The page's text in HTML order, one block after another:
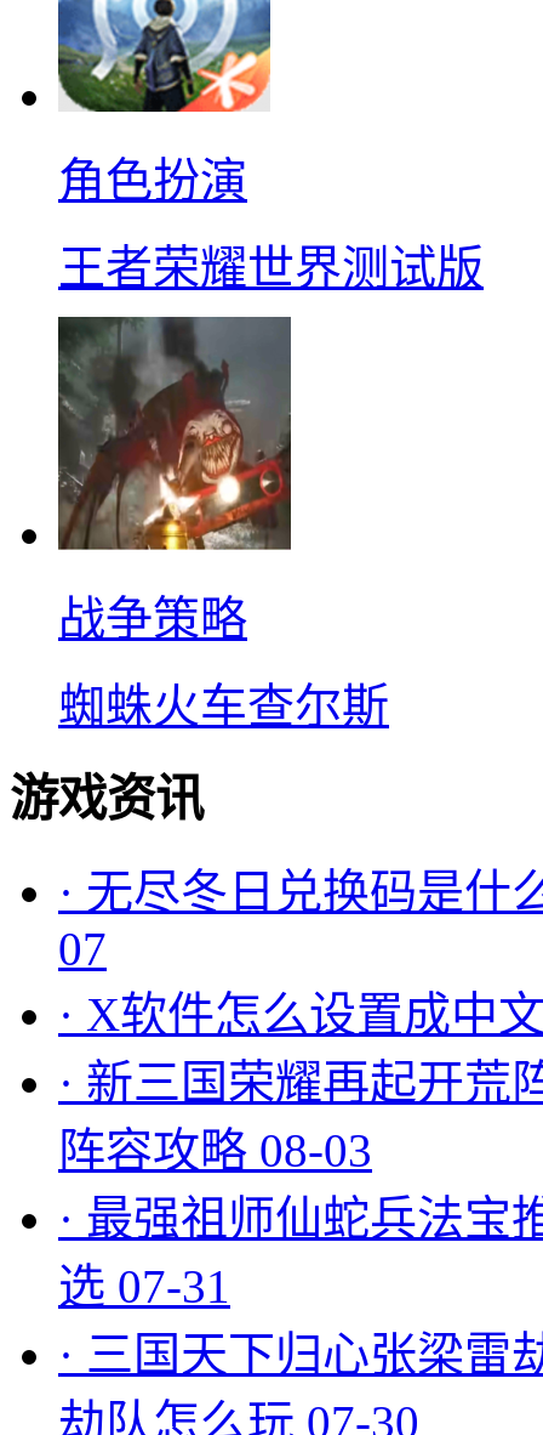
角色扮演
王者荣耀世界测试版
战争策略
蜘蛛火车查尔斯
游戏资讯
· 无尽冬日兑换码是什
07
· X软件怎么设置成中
· 新三国荣耀再起开荒
阵容攻略 08-03
· 最强祖师仙蛇兵法宝
选 07-31
· 三国天下归心张梁雷
劫队怎么玩 07-30